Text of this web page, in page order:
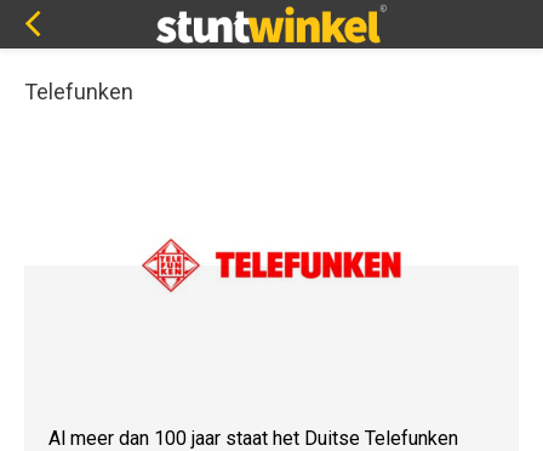
Telefunken
Al meer dan 100 jaar staat het Duitse Telefunken